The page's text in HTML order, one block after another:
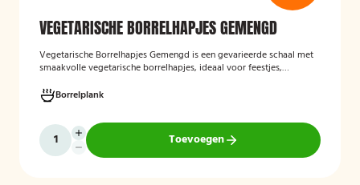
VEGETARISCHE BORRELHAPJES GEMENGD
Vegetarische Borrelhapjes Gemengd is een gevarieerde schaal met
smaakvolle vegetarische borrelhapjes, ideaal voor feestjes,
feestelijke mix van vegetarische lekkernijen die geschikt zijn voor
zowel vegetariërs als andere gasten.
Borrelplank
Toevoegen